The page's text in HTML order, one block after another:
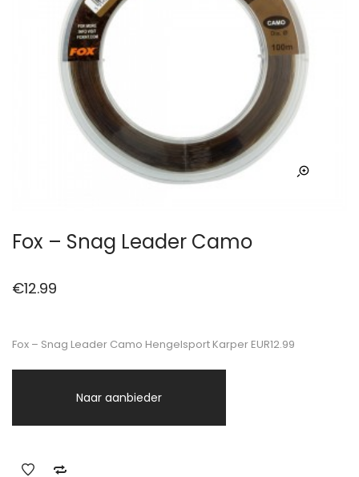
Fox – Snag Leader Camo
€12.99
Fox – Snag Leader Camo Hengelsport Karper EUR12.99
Naar aanbieder